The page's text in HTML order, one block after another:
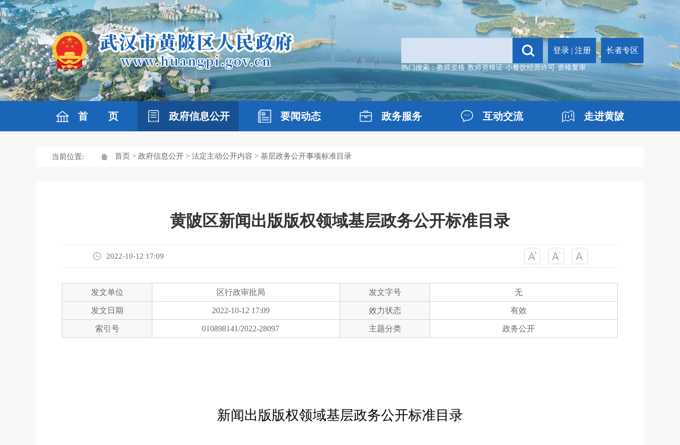
登录 | 注册 长者专区
热门搜索：教师资格 教师资格证 小餐饮经营许可 资格复审
首 页 政府信息公开 要闻动态 政务服务 互动交流 走进黄陂
当前位置: 首页 > 政府信息公开 > 法定主动公开内容 > 基层政务公开事项标准目录
黄陂区新闻出版版权领域基层政务公开标准目录
2022-10-12 17:09
发文单位 区行政审批局 发文字号 无
发文日期 2022-10-12 17:09 效力状态 有效
索引号 010898141/2022-28097 主题分类 政务公开
新闻出版版权领域基层政务公开标准目录